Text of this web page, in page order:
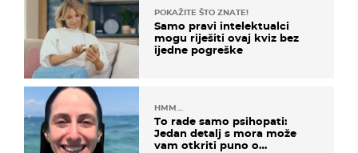
POKAŽITE ŠTO ZNATE!
Samo pravi intelektualci
mogu riješiti ovaj kviz bez
ijedne pogreške
HMM…
To rade samo psihopati:
Jedan detalj s mora može
vam otkriti puno o